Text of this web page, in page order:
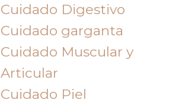
Cuidado Digestivo
Cuidado garganta
Cuidado Muscular y
Articular
Cuidado Piel